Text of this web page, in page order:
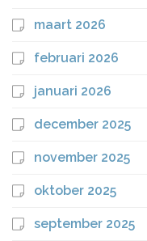
maart 2026
februari 2026
januari 2026
december 2025
november 2025
oktober 2025
september 2025